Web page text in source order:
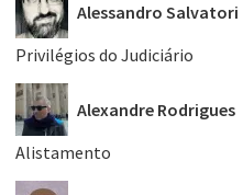
Alessandro Salvatori
Privilégios do Judiciário
Alexandre Rodrigues
Alistamento